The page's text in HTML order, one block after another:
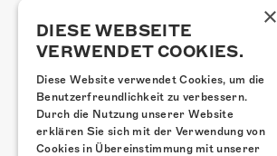
×
DIESE WEBSEITE
VERWENDET COOKIES.
Diese Website verwendet Cookies, um die
Benutzerfreundlichkeit zu verbessern.
Durch die Nutzung unserer Website
erklären Sie sich mit der Verwendung von
Cookies in Übereinstimmung mit unserer